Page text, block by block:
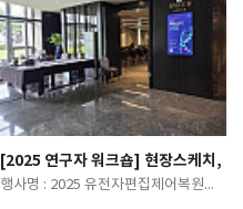
수] 2025년 바이오 발전 유공 장관
[2025 연구자 워크숍] 현장스케치, 발
행사명 : 2025 유전자편집제어복원기반기술개발사업 연구자 워크숍일 시 : 2025. 08…